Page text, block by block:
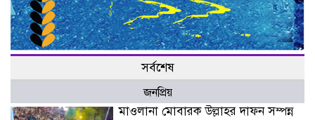
সর্বশেষ
জনপ্রিয়
মাওলানা মোবারক উল্লাহর দাফন সম্পন্ন